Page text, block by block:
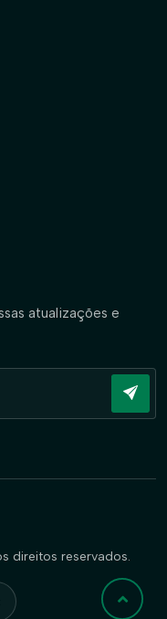
atualizações e
direitos reservados.